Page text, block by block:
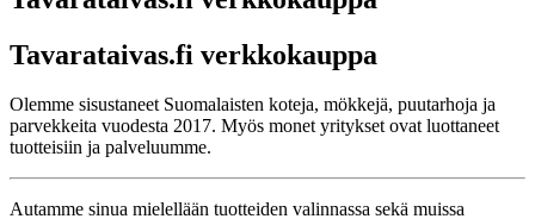
Tavarataivas.fi verkkokauppa
Olemme sisustaneet Suomalaisten koteja, mökkejä, puutarhoja ja
parvekkeita vuodesta 2017. Myös monet yritykset ovat luottaneet
tuotteisiin ja palveluumme.
Autamme sinua mielellään tuotteiden valinnassa sekä muissa